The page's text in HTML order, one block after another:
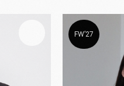
FW’27